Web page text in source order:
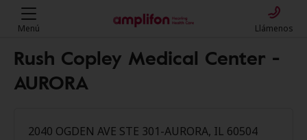
Menú Llámenos
Rush Copley Medical Center -
AURORA
2040 OGDEN AVE STE 301-AURORA, IL 60504